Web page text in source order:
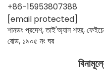
+86-15953807388
[email protected]
শানডং প্রদেশ, তাই'অ্যান শহর,
রোড, ১৯০৫ নং ঘর